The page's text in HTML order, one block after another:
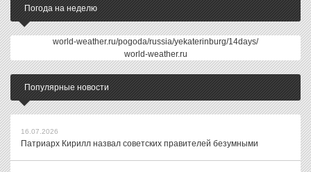
Погода на неделю
world-weather.ru/pogoda/russia/yekaterinburg/14days/
world-weather.ru
Популярные новости
16.07.2026
Патриарх Кирилл назвал советских правителей безумными